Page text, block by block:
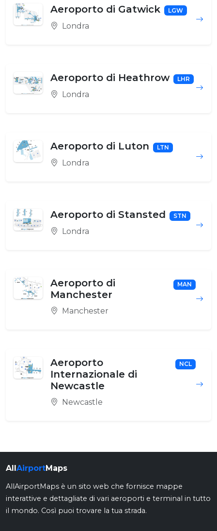
Aeroporto di Gatwick LGW
Londra
Aeroporto di Heathrow LHR
Londra
Aeroporto di Luton LTN
Londra
Aeroporto di Stansted STN
Londra
Aeroporto di
Manchester
MAN
Manchester
Aeroporto
Internazionale di
Newcastle
NCL
Newcastle
All AirportMaps
AllAirportMaps è un sito web che fornisce mappe
interattive e dettagliate di vari aeroporti e terminal in tutto
il mondo. Così puoi trovare la tua strada.